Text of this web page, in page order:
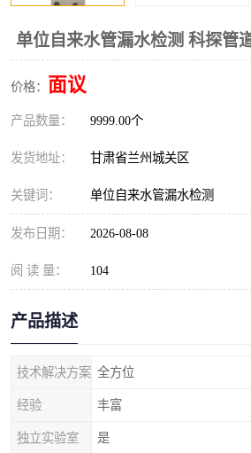
单位自来水管漏水检测 科探管
价格： 面议
产品数量： 9999.00个
发货地址： 甘肃省兰州城关区
关键词： 单位自来水管漏水检测
发布日期： 2026-08-08
阅 读 量： 104
产品描述
技术解决方案 全方位
经验 丰富
独立实验室 是